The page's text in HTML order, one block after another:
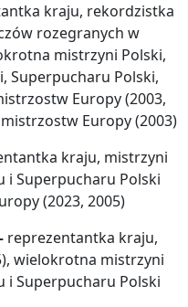
kraju, rekordzistka
rozegranych w
mistrzyni Polski,
Superpucharu Polski,
Europy (2003,
Europy (2003)
kraju, mistrzyni
i Superpucharu Polski
(2023, 2005)
reprezentantka kraju,
wielokrotna mistrzyni
i Superpucharu Polski